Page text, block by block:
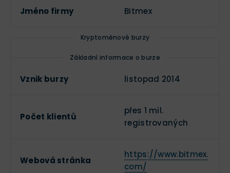
Jméno firmy Bitmex
Kryptoměnové burzy
Základní informace o burze
Vznik burzy listopad 2014
Počet klientů
přes 1 mil.
registrovaných
Webová stránka
https://www.bitmex.
com/